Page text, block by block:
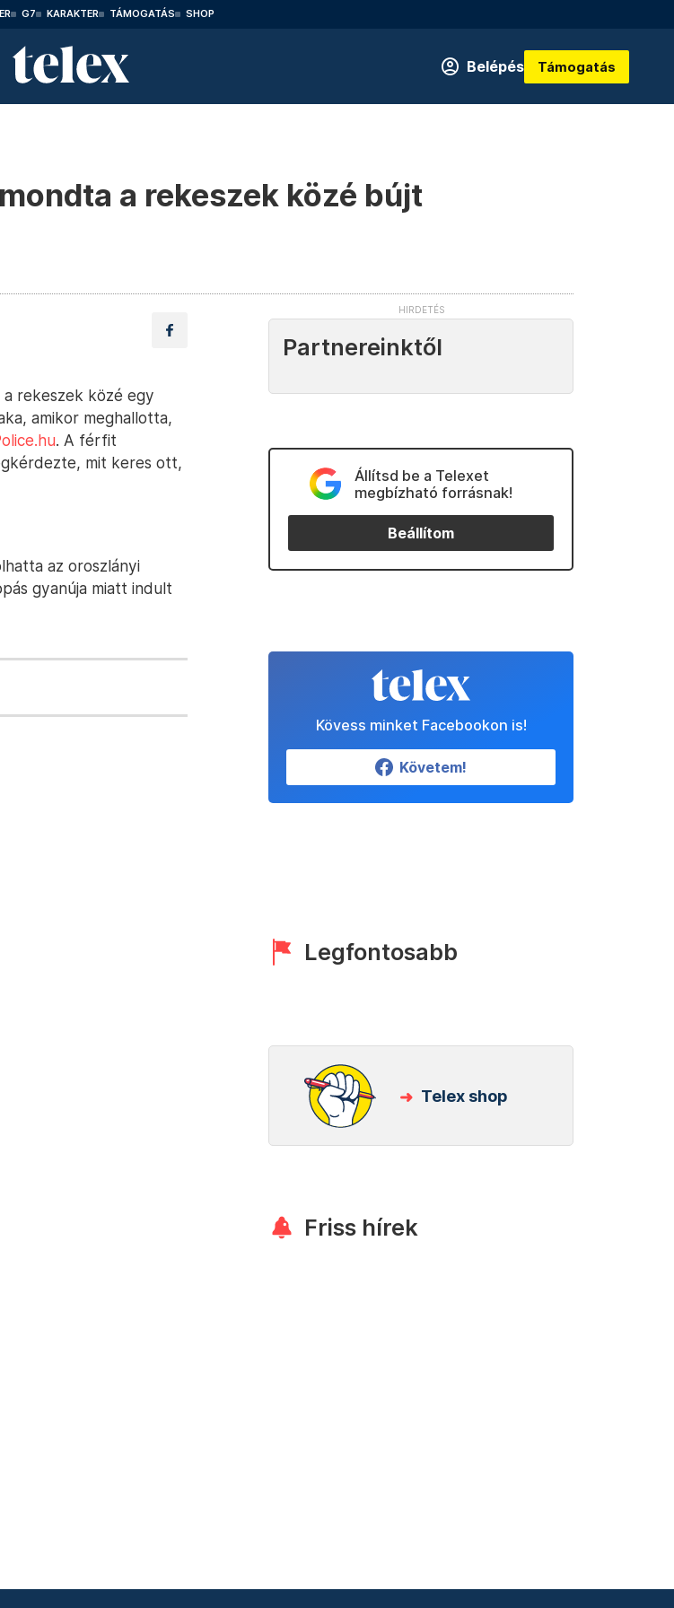
G7 KARAKTER TÁMOGATÁS SHOP
Belépés Támogatás
a rekeszek közé bújt
rekeszek közé egy
amikor meghallotta,
. A férfit
mit keres ott,
az oroszlányi
gyanúja miatt indult
Partnereinktől
Állítsd be a Telexet
megbízható forrásnak!
Beállítom
Kövess minket Facebookon is!
Követem!
Legfontosabb
Telex shop
Friss hírek